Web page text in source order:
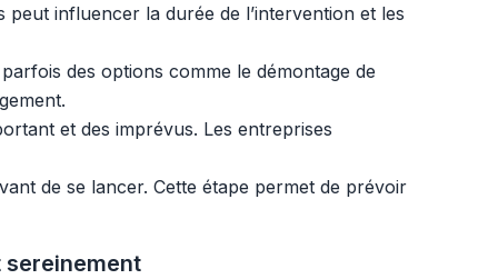
influencer la durée de l’intervention et les
des options comme le démontage de
et des imprévus. Les entreprises
de se lancer. Cette étape permet de prévoir
sereinement